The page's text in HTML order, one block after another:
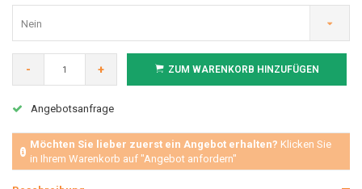
Nein
- + ZUM WARENKORB HINZUFÜGEN
Angebotsanfrage
Möchten Sie lieber zuerst ein Angebot erhalten? Klicken Sie
in Ihrem Warenkorb auf "Angebot anfordern"